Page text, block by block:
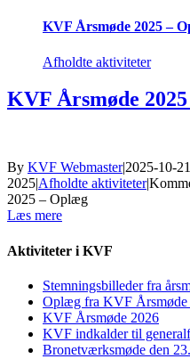
KVF Årsmøde 2025 –
Afholdte aktiviteter
KVF Årsmøde
By KVF Webmaster|2025-10-
2025|Afholdte aktiviteter|
2025 – Oplæg
Læs mere
Aktiviteter i KVF
Stemningsbilleder fra
Oplæg fra KVF Årsmøde
KVF Årsmøde 2026
KVF indkalder til
Bronetværksmøde den